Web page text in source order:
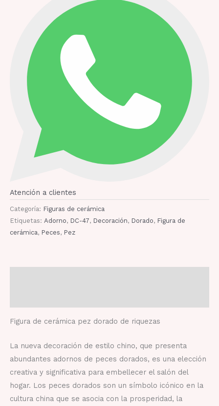
Atención a clientes
Categoría: Figuras de cerámica
Etiquetas: Adorno, DC-47, Decoración, Dorado, Figura de
cerámica, Peces, Pez
Figura de cerámica pez dorado de riquezas
La nueva decoración de estilo chino, que presenta
abundantes adornos de peces dorados, es una elección
creativa y significativa para embellecer el salón del
hogar. Los peces dorados son un símbolo icónico en la
cultura china que se asocia con la prosperidad, la